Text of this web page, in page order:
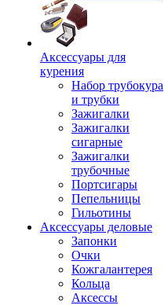
Аксессуары для
курения
Набор трубокура
и трубки
Зажигалки
Зажигалки
сигарные
Зажигалки
трубочные
Портсигары
Пепельницы
Гильотины
Аксессуары деловые
Запонки
Очки
Кожгалантерея
Кольца
Аксессы